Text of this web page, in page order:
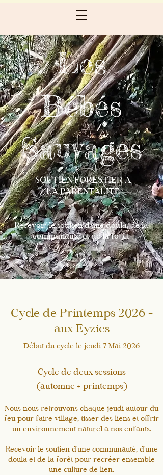
Les
Bébés
Sauvages
SOUTIEN FORESTIER A
LA PARENTALITE
Recevoir le soutien d'une doula, de la
communauté et de la forêt
Cycle de Printemps 2026 -
aux Eyzies
Début du cycle le jeudi 7 Mai 2026
Cycle de deux sessions
(automne + printemps)
​​Nous nous retrouvons chaque jeudi autour du
feu pour faire village, tisser des liens et offrir
un environnement naturel à nos enfants.
Recevoir le soutien d'une communauté, d'une
doula et de la forêt pour recréer ensemble
une culture de lien.